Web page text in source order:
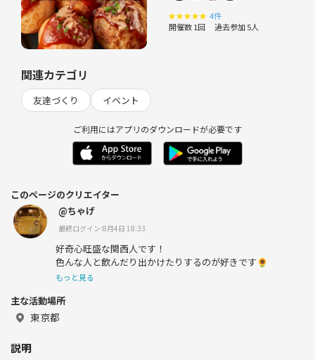
★★★★★ 4件
開催数 1回 過去参加 5人
関連カテゴリ
友達づくり イベント
ご利用にはアプリのダウンロードが必要です
このページのクリエイター
@ちゃげ
最終ログイン:8月4日 18:33
好奇心旺盛な関西人です！
色んな人と飲んだり出かけたりするのが好きです🌻
もっと見る
主な活動場所
東京都
説明